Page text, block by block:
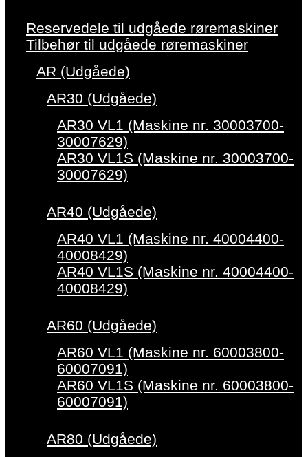
Reservedele til udgåede røremaskiner
Tilbehør til udgåede røremaskiner
AR (Udgåede)
AR30 (Udgåede)
AR30 VL1 (Maskine nr. 30003700-
30007629)
AR30 VL1S (Maskine nr. 30003700-
30007629)
AR40 (Udgåede)
AR40 VL1 (Maskine nr. 40004400-
40008429)
AR40 VL1S (Maskine nr. 40004400-
40008429)
AR60 (Udgåede)
AR60 VL1 (Maskine nr. 60003800-
60007091)
AR60 VL1S (Maskine nr. 60003800-
60007091)
AR80 (Udgåede)